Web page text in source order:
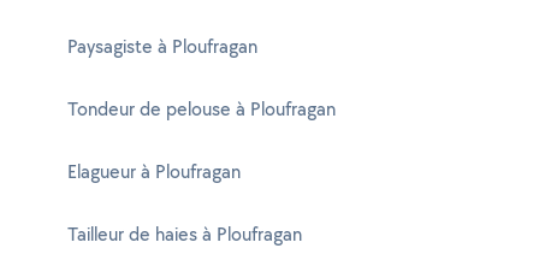
Paysagiste à Ploufragan
Tondeur de pelouse à Ploufragan
Elagueur à Ploufragan
Tailleur de haies à Ploufragan